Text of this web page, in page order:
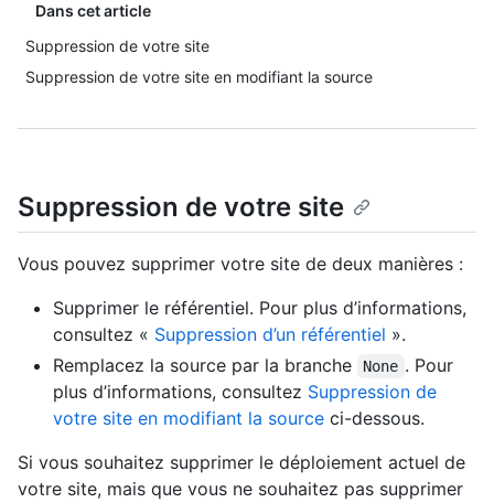
Dans cet article
Suppression de votre site
Suppression de votre site en modifiant la source
Suppression de votre site
Vous pouvez supprimer votre site de deux manières :
Supprimer le référentiel. Pour plus d’informations,
consultez « Suppression d’un référentiel ».
Remplacez la source par la branche
None . Pour
plus d’informations, consultez Suppression de
votre site en modifiant la source ci-dessous.
Si vous souhaitez supprimer le déploiement actuel de
votre site, mais que vous ne souhaitez pas supprimer